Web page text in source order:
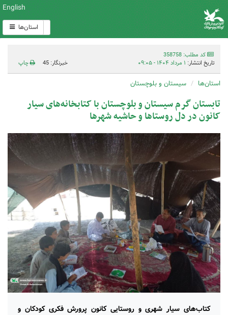
English
استان‌ها
کد مطلب: 358758
تاریخ انتشار: ۱ مرداد ۱۴۰۴ - ۰۹:۰۵ خبرنگار: 45 چاپ
استان‌ها سیستان و بلوچستان
تابستان گرم سیستان و بلوچستان با کتابخانه‌های سیار
کانون در دل روستاها و حاشیه شهرها
کتاب‌های سیار شهری و روستایی کانون پرورش فکری کودکان و